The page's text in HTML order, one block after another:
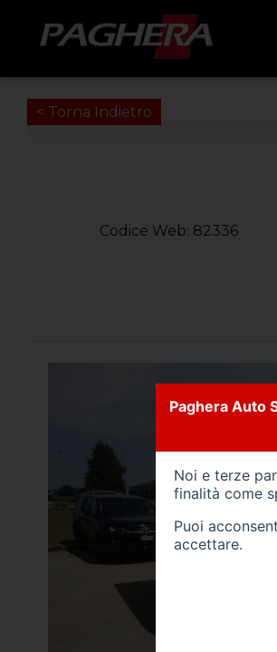
< Torna Indietro
Codice Web: 82336
Paghera Auto
Noi e terze
finalità come
Puoi
accettare.